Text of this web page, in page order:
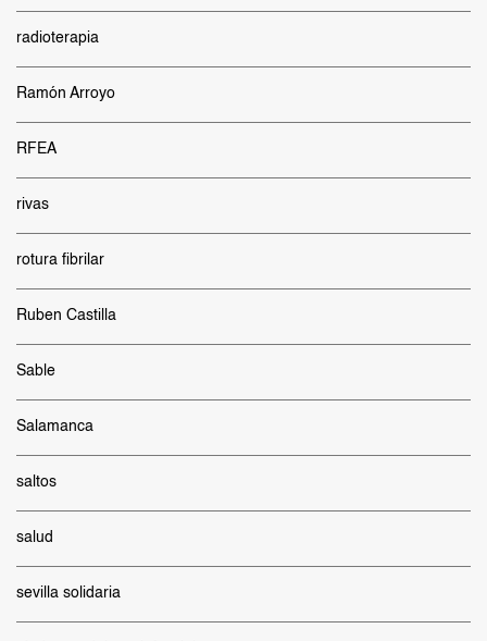
radioterapia
Ramón Arroyo
RFEA
rivas
rotura fibrilar
Ruben Castilla
Sable
Salamanca
saltos
salud
sevilla solidaria